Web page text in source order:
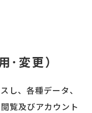
･変更）
し、各種データ、
覧及びアカウント